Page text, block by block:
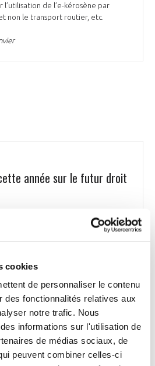
cookies
de personnaliser le contenu
des fonctionnalités relatives aux
notre trafic. Nous
informations sur l'utilisation de
de médias sociaux, de
peuvent combiner celles-ci
de l’e-kérosène par
non le transport routier, etc.
année sur le futur droit
3 aspects principaux : la sécurité, la
a l'intention de présenter une
le mois de mars sur le droit
également aux entreprises non
faire des affaires en Europe.
des exigences minimales pour
sur l'anticollision, les normes de
et la gestion des risques de
la Commission a aussi l’ambition
européenne des lanceurs dans